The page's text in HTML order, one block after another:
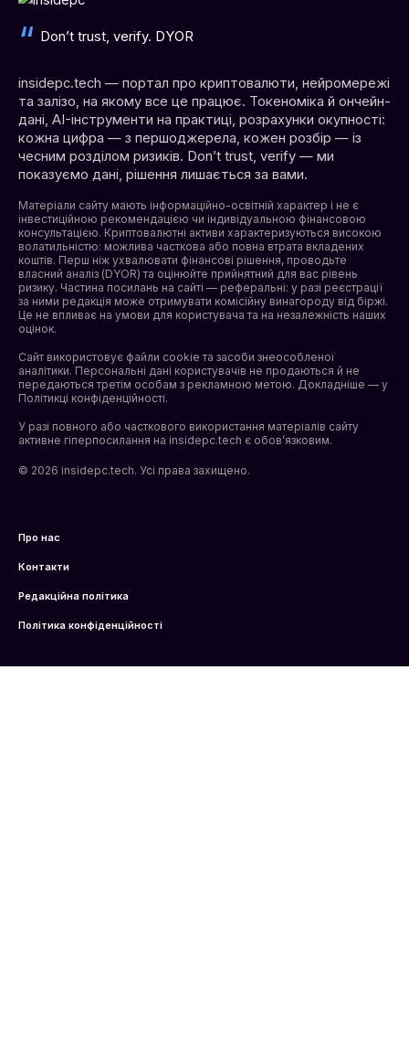
Don’t trust, verify. DYOR
insidepc.tech — портал про криптовалюти, нейромережі
та залізо, на якому все це працює. Токеноміка й ончейн-
дані, AI-інструменти на практиці, розрахунки окупності:
кожна цифра — з першоджерела, кожен розбір — із
чесним розділом ризиків. Don’t trust, verify — ми
показуємо дані, рішення лишається за вами.
Матеріали сайту мають інформаційно-освітній характер і не є
інвестиційною рекомендацією чи індивідуальною фінансовою
консультацією. Криптовалютні активи характеризуються високою
волатильністю: можлива часткова або повна втрата вкладених
коштів. Перш ніж ухвалювати фінансові рішення, проводьте
власний аналіз (DYOR) та оцінюйте прийнятний для вас рівень
ризику. Частина посилань на сайті — реферальні: у разі реєстрації
за ними редакція може отримувати комісійну винагороду від біржі.
Це не впливає на умови для користувача та на незалежність наших
оцінок.
Сайт використовує файли cookie та засоби знеособленої
аналітики. Персональні дані користувачів не продаються й не
передаються третім особам з рекламною метою. Докладніше — у
Політикці конфіденційності.
У разі повного або часткового використання матеріалів сайту
активне гіперпосилання на insidepc.tech є обов’язковим.
© 2026 insidepc.tech. Усі права захищено.
Про нас
Контакти
Редакційна політика
Політика конфіденційності